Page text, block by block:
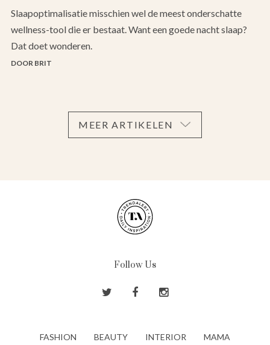
Slaapoptimalisatie misschien wel de meest onderschatte
wellness-tool die er bestaat. Want een goede nacht slaap?
Dat doet wonderen.
DOOR BRIT
MEER ARTIKELEN
Follow Us
FASHION BEAUTY INTERIOR MAMA